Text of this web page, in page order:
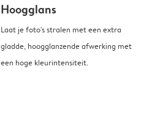
Hoogglans
Laat je foto's stralen met een extra
gladde, hoogglanzende afwerking met
een hoge kleurintensiteit.